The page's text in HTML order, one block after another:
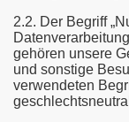
2.2. Der Begriff
gehören unsere
und sonstige
verwendeten